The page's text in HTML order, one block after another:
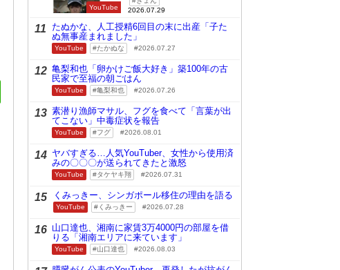
YouTube
2026.07.29
11
たぬかな、人工授精6回目の末に出産「子た
ぬ無事産まれました」
YouTube たかぬな 2026.07.27
12 亀梨和也「卵かけご飯大好き」築100年の古
民家で至福の朝ごはん
YouTube 亀梨和也 2026.07.26
13 素潜り漁師マサル、フグを食べて「言葉が出
てこない」中毒症状を報告
YouTube フグ 2026.08.01
14 ヤバすぎる…人気YouTuber、女性から使用済
みの〇〇〇が送られてきたと激怒
YouTube タケヤキ翔 2026.07.31
15 くみっきー、シンガポール移住の理由を語る
YouTube くみっきー 2026.07.28
16 山口達也、湘南に家賃3万4000円の部屋を借
りる「湘南エリアに来ています」
YouTube 山口達也 2026.08.03